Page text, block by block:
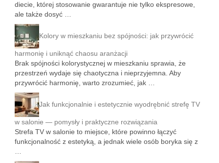
diecie, której stosowanie gwarantuje nie tylko ekspresowe,
ale także dosyć …
Kolory w mieszkaniu bez spójności: jak przywrócić
harmonię i uniknąć chaosu aranżacji
Brak spójności kolorystycznej w mieszkaniu sprawia, że
przestrzeń wydaje się chaotyczna i nieprzyjemna. Aby
przywrócić harmonię, warto zrozumieć, jak …
Jak funkcjonalnie i estetycznie wyodrębnić strefę TV
w salonie — pomysły i praktyczne rozwiązania
Strefa TV w salonie to miejsce, które powinno łączyć
funkcjonalność z estetyką, a jednak wiele osób boryka się z
…